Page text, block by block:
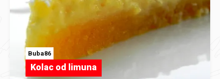
Buba86
Kolac od limuna